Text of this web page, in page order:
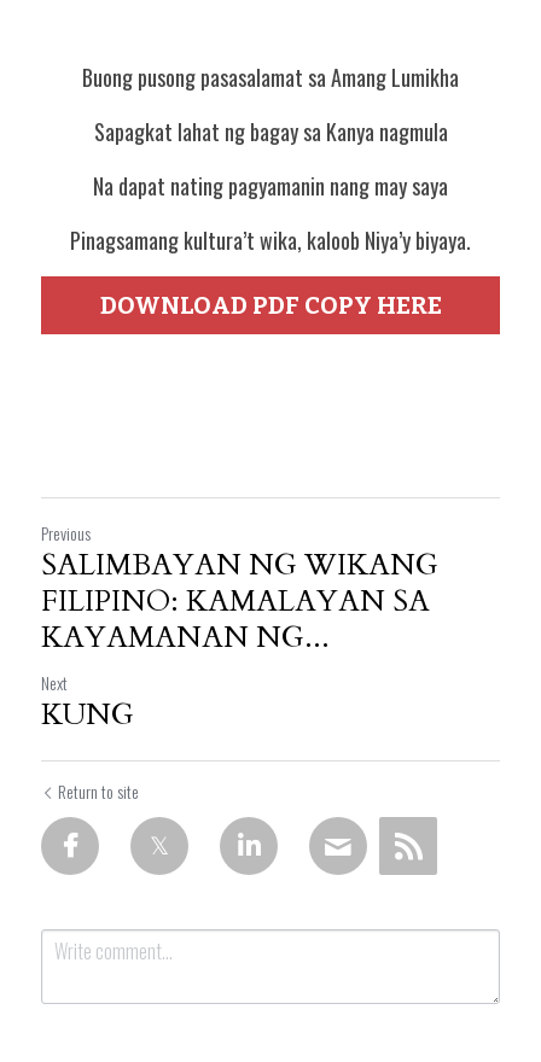
Buong pusong pasasalamat sa Amang Lumikha
Sapagkat lahat ng bagay sa Kanya nagmula
Na dapat nating pagyamanin nang may saya
Pinagsamang kultura’t wika, kaloob Niya’y biyaya.
DOWNLOAD PDF COPY HERE
Previous
SALIMBAYAN NG WIKANG
FILIPINO: KAMALAYAN SA
KAYAMANAN NG...
Next
KUNG
Return to site